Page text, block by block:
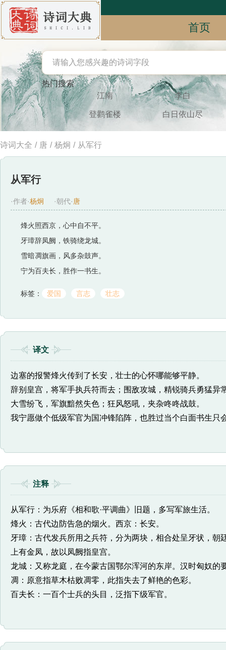
首页
热门搜索
江南
李白
登鹳雀楼 白日依山尽
诗词大全 / 唐 / 杨炯 / 从军行
从军行
·作者·杨炯 ·朝代· 唐
烽火照西京，心中自不平。
牙璋辞凤阙，铁骑绕龙城。
雪暗凋旗画，风多杂鼓声。
宁为百夫长，胜作一书生。
标签： 爱国 言志 壮志
译文
边塞的报警烽火传到了长安，壮士的心怀哪能够平静。
辞别皇宫，将军手执兵符而去；围敌攻城，精锐骑兵勇猛异
大雪纷飞，军旗黯然失色；狂风怒吼，夹杂咚咚战鼓。
我宁愿做个低级军官为国冲锋陷阵，也胜过当个白面书生只
注释
从军行：为乐府《相和歌·平调曲》旧题，多写军旅生活。
烽火：古代边防告急的烟火。西京：长安。
牙璋：古代发兵所用之兵符，分为两块，相合处呈牙状，
上有金凤，故以凤阙指皇宫。
龙城：又称龙庭，在今蒙古国鄂尔浑河的东岸。汉时匈奴
凋：原意指草木枯败凋零，此指失去了鲜艳的色彩。
百夫长：一百个士兵的头目，泛指下级军官。